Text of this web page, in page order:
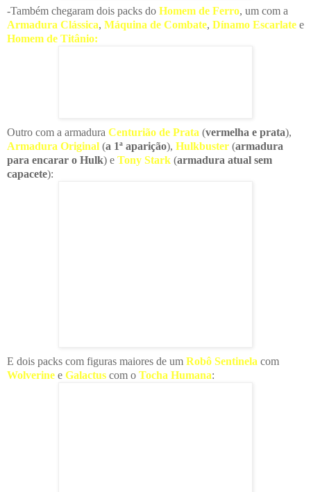
-Também chegaram dois packs do Homem de Ferro, um com a
Armadura Clássica, Máquina de Combate, Dínamo Escarlate e
Homem de Titânio:
Outro com a armadura Centurião de Prata (vermelha e prata),
Armadura Original (a 1ª aparição), Hulkbuster (armadura
para encarar o Hulk) e Tony Stark (armadura atual sem
capacete):
E dois packs com figuras maiores de um Robô Sentinela com
Wolverine e Galactus com o Tocha Humana: